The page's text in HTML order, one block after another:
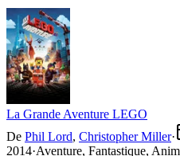
La Grande Aventure LEGO
De Phil Lord, Christopher Miller·
2014·Aventure, Fantastique,